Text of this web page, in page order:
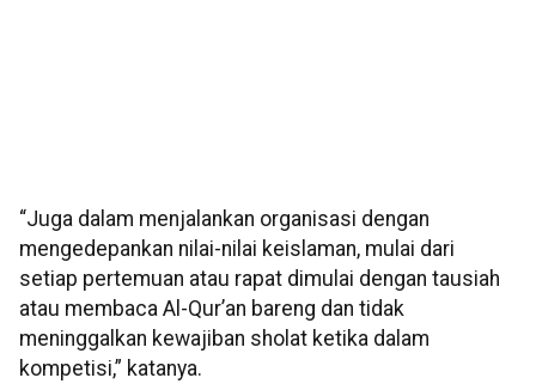
“Juga dalam menjalankan organisasi dengan
mengedepankan nilai-nilai keislaman, mulai dari
setiap pertemuan atau rapat dimulai dengan tausiah
atau membaca Al-Qur’an bareng dan tidak
meninggalkan kewajiban sholat ketika dalam
kompetisi,” katanya.